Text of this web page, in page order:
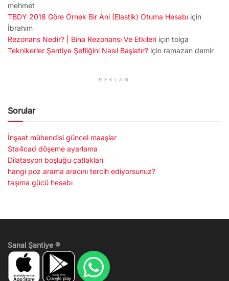
mehmet
TBDY 2018 Göre Örnek Bir Ani (Elastik) Otuma Hesabı için
İbrahim
Rezonans Nedir? | Bina Rezonansı Ve Etkileri için tolga
Teknikerler Şantiye Şefliğini Nasıl Başlatır? için ramazan demir
REKLAM
Sorular
İnşaat mühendisi güncel maaşlar
Sta4cad döşeme ayarlama
Dilatasyon boşluğu çatlakları
hangi poz arama aracını tercih ediyorsunuz?
taşıma gücü hesabı
Sanal Şantiye ®